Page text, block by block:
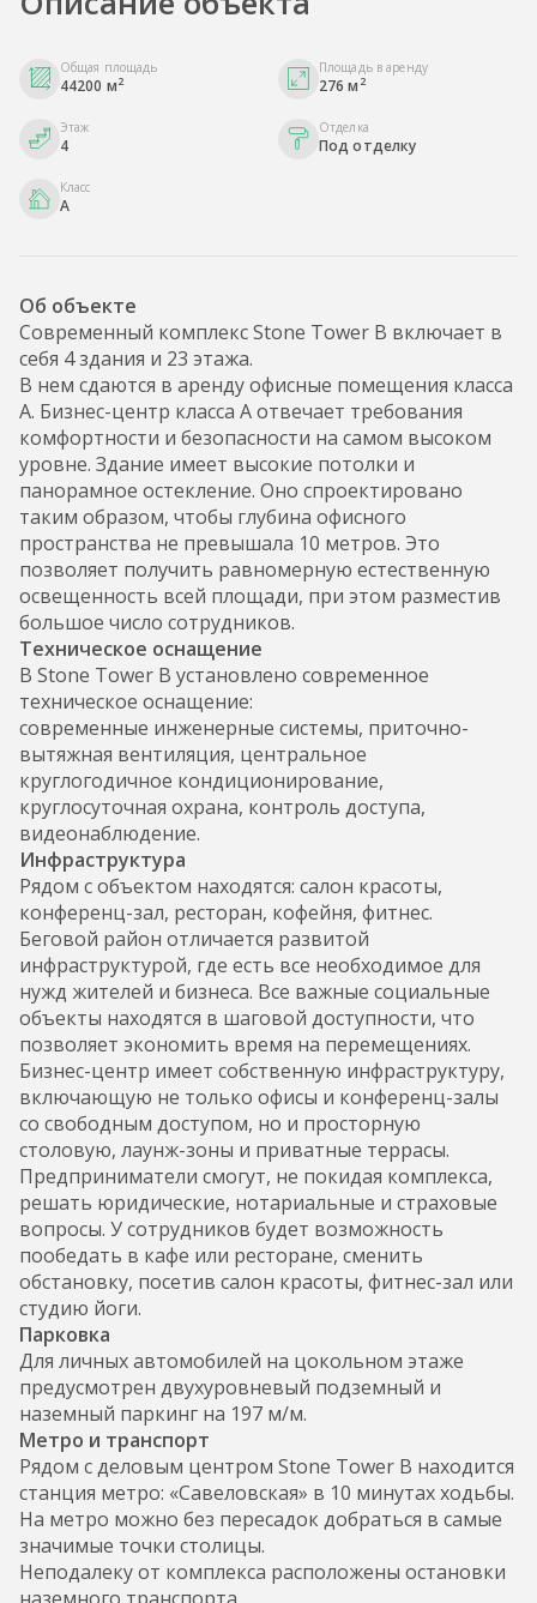
Общая площадь
44200 м2
Площадь в аренду
276 м 2
Этаж
4
Отделка
Под отделку
Класс
A
Об объекте
Современный комплекс Stone Tower B включает в
себя 4 здания и 23 этажа.
В нем сдаются в аренду офисные помещения класса
А. Бизнес-центр класса А отвечает требования
комфортности и безопасности на самом высоком
уровне. Здание имеет высокие потолки и
панорамное остекление. Оно спроектировано
таким образом, чтобы глубина офисного
пространства не превышала 10 метров. Это
позволяет получить равномерную естественную
освещенность всей площади, при этом разместив
большое число сотрудников.
Техническое оснащение
В Stone Tower B установлено современное
техническое оснащение:
современные инженерные системы, приточно-
вытяжная вентиляция, центральное
круглогодичное кондиционирование,
круглосуточная охрана, контроль доступа,
видеонаблюдение.
Инфраструктура
Рядом с объектом находятся: салон красоты,
конференц-зал, ресторан, кофейня, фитнес.
Беговой район отличается развитой
инфраструктурой, где есть все необходимое для
нужд жителей и бизнеса. Все важные социальные
объекты находятся в шаговой доступности, что
позволяет экономить время на перемещениях.
Бизнес-центр имеет собственную инфраструктуру,
включающую не только офисы и конференц-залы
со свободным доступом, но и просторную
столовую, лаунж-зоны и приватные террасы.
Предприниматели смогут, не покидая комплекса,
решать юридические, нотариальные и страховые
вопросы. У сотрудников будет возможность
пообедать в кафе или ресторане, сменить
обстановку, посетив салон красоты, фитнес-зал или
студию йоги.
Парковка
Для личных автомобилей на цокольном этаже
предусмотрен двухуровневый подземный и
наземный паркинг на 197 м/м.
Метро и транспорт
Рядом с деловым центром Stone Tower B находится
станция метро: «Савеловская» в 10 минутах ходьбы.
На метро можно без пересадок добраться в самые
значимые точки столицы.
Неподалеку от комплекса расположены остановки